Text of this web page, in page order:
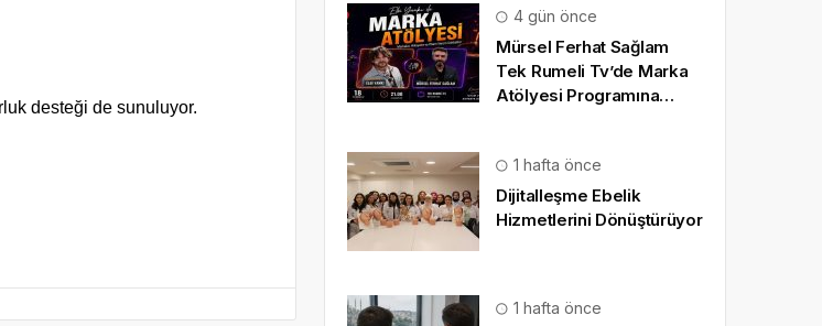
desteği de sunuluyor.
4 gün önce
Mürsel Ferhat Sağlam
Tek Rumeli Tv’de Marka
Atölyesi Programına
1 hafta önce
Dijitalleşme Ebelik
Hizmetlerini Dönüştürüyor
1 hafta önce